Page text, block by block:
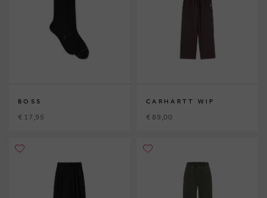
BOSS
€ 17,95
CARHARTT WIP
€ 89,00